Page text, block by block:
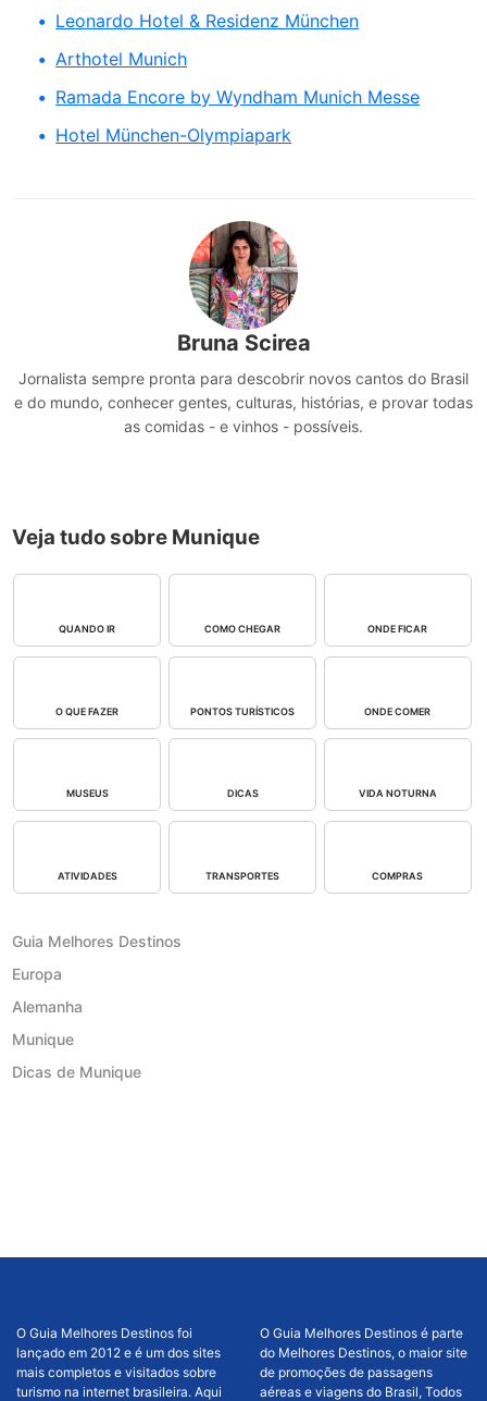
Leonardo Hotel & Residenz München
Arthotel Munich
Ramada Encore by Wyndham Munich Messe
Hotel München-Olympiapark
Bruna Scirea
Jornalista sempre pronta para descobrir novos cantos do Brasil
e do mundo, conhecer gentes, culturas, histórias, e provar todas
as comidas - e vinhos - possíveis.
Veja tudo sobre Munique
QUANDO IR COMO CHEGAR ONDE FICAR
O QUE FAZER PONTOS TURÍSTICOS ONDE COMER
MUSEUS DICAS VIDA NOTURNA
ATIVIDADES TRANSPORTES COMPRAS
Guia Melhores Destinos
Europa
Alemanha
Munique
Dicas de Munique
O Guia Melhores Destinos foi
lançado em 2012 e é um dos sites
mais completos e visitados sobre
turismo na internet brasileira. Aqui
O Guia Melhores Destinos é parte
do Melhores Destinos, o maior site
de promoções de passagens
aéreas e viagens do Brasil, Todos